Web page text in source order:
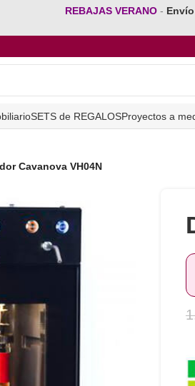
REBAJAS VERANO -
SETS de REGALOSProyectos a
Cavanova VH04N